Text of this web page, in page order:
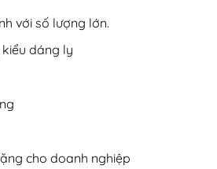
với số lượng lớn.
dáng ly
cho doanh nghiệp